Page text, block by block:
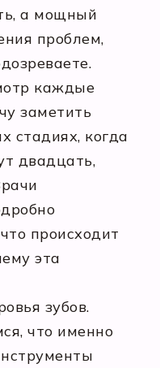
а мощный
проблем,
каждые
заметить
стадиях, когда
двадцать,
происходит
эта
зубов.
что именно